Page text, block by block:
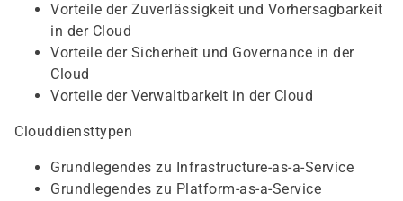
Vorteile der Zuverlässigkeit und Vorhersagbarkeit
in der Cloud
Vorteile der Sicherheit und Governance in der
Cloud
Vorteile der Verwaltbarkeit in der Cloud
Clouddiensttypen
Grundlegendes zu Infrastructure-as-a-Service
Grundlegendes zu Platform-as-a-Service